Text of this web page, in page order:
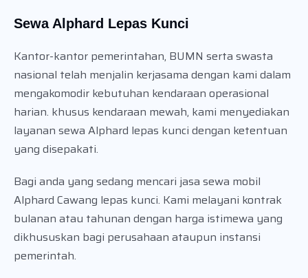
Sewa Alphard Lepas Kunci
Kantor-kantor pemerintahan, BUMN serta swasta
nasional telah menjalin kerjasama dengan kami dalam
mengakomodir kebutuhan kendaraan operasional
harian. khusus kendaraan mewah, kami menyediakan
layanan sewa Alphard lepas kunci dengan ketentuan
yang disepakati.
Bagi anda yang sedang mencari jasa sewa mobil
Alphard Cawang lepas kunci. Kami melayani kontrak
bulanan atau tahunan dengan harga istimewa yang
dikhususkan bagi perusahaan ataupun instansi
pemerintah.